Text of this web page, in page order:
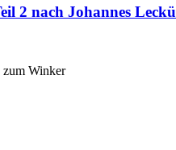
2 nach Johannes
zum Winker